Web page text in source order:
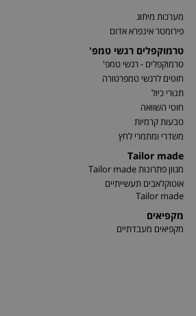
מערכות מיתוג
פירומטר אינפרא אדום
טרמוקפלים רגשי טמפ'
טרמוקפלים - רגשי טמפ'
חוטים לרגשי טמפרטורה
תנורי כיול
חוטי השוואה
טבעות קרמיות
משדרי ומתמרי לחץ
Tailor made
מגוון פתרונות Tailor made
אוטוקלאבים תעשייתיים
Tailor made
מקפיאים
מקפיאים מעבדתיים